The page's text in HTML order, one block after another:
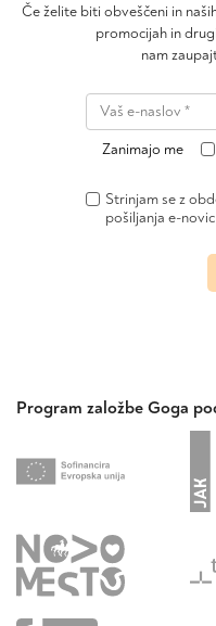
Če želite biti obveščeni in
promocijah in
nam
Zanimajo me
Strinjam se z
pošiljanja e-novic
Program založbe Goga